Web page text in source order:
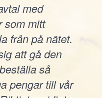
med
som mitt
från på nätet.
att gå den
så
pengar till vår